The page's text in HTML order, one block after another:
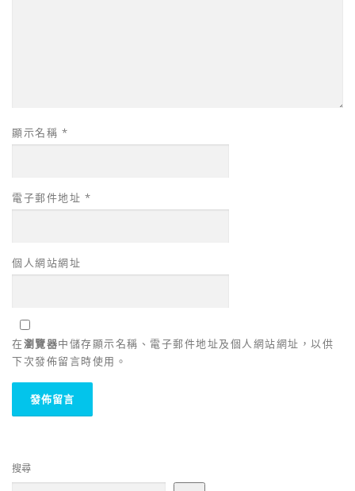
顯示名稱 *
電子郵件地址 *
個人網站網址
在瀏覽器中儲存顯示名稱、電子郵件地址及個人網站網址，以供
下次發佈留言時使用。
搜尋